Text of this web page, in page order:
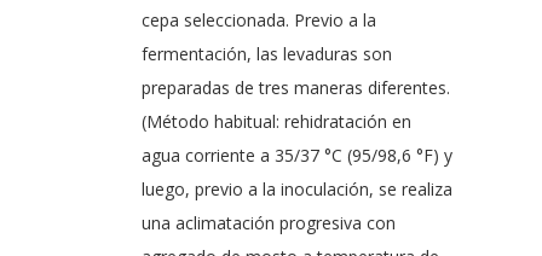
cepa seleccionada. Previo a la
fermentación, las levaduras son
preparadas de tres maneras diferentes.
(Método habitual: rehidratación en
agua corriente a 35/37 °C (95/98,6 °F) y
luego, previo a la inoculación, se realiza
una aclimatación progresiva con